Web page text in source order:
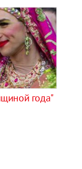
года"